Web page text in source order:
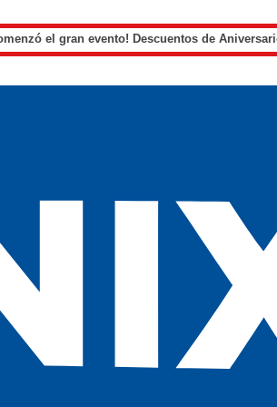
el gran evento! Descuentos de